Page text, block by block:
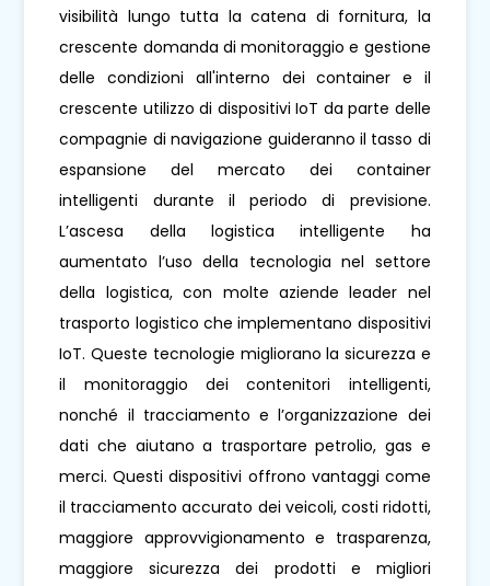
visibilità lungo tutta la catena di fornitura, la
crescente domanda di monitoraggio e gestione
delle condizioni all'interno dei container e il
crescente utilizzo di dispositivi IoT da parte delle
compagnie di navigazione guideranno il tasso di
espansione del mercato dei container
intelligenti durante il periodo di previsione.
L’ascesa della logistica intelligente ha
aumentato l’uso della tecnologia nel settore
della logistica, con molte aziende leader nel
trasporto logistico che implementano dispositivi
IoT. Queste tecnologie migliorano la sicurezza e
il monitoraggio dei contenitori intelligenti,
nonché il tracciamento e l’organizzazione dei
dati che aiutano a trasportare petrolio, gas e
merci. Questi dispositivi offrono vantaggi come
il tracciamento accurato dei veicoli, costi ridotti,
maggiore approvvigionamento e trasparenza,
maggiore sicurezza dei prodotti e migliori